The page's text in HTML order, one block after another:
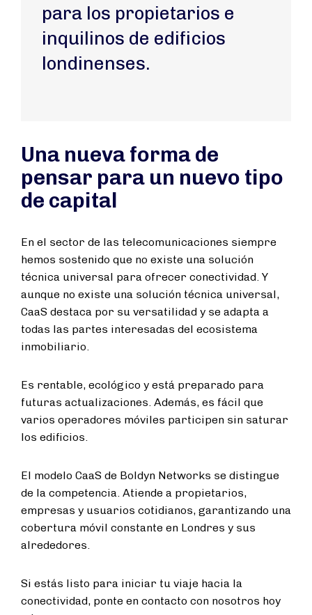
para los propietarios e
inquilinos de edificios
londinenses.
Una nueva forma de
pensar para un nuevo tipo
de capital
En el sector de las telecomunicaciones siempre
hemos sostenido que no existe una solución
técnica universal para ofrecer conectividad. Y
aunque no existe una solución técnica universal,
CaaS destaca por su versatilidad y se adapta a
todas las partes interesadas del ecosistema
inmobiliario.
Es rentable, ecológico y está preparado para
futuras actualizaciones. Además, es fácil que
varios operadores móviles participen sin saturar
los edificios.
El modelo CaaS de Boldyn Networks se distingue
de la competencia. Atiende a propietarios,
empresas y usuarios cotidianos, garantizando una
cobertura móvil constante en Londres y sus
alrededores.
Si estás listo para iniciar tu viaje hacia la
conectividad, ponte en contacto con nosotros hoy